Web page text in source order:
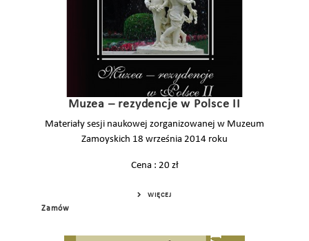
Muzea – rezydencje w Polsce II
Materiały sesji naukowej zorganizowanej w Muzeum
Zamoyskich 18 września 2014 roku
Cena : 20 zł
WIĘCEJ
Zamów